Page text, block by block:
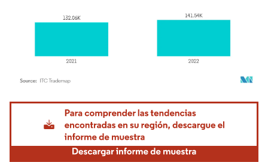
Imagen © Mordor Intelligence. El uso requiere atribución según CC BY 4.0.